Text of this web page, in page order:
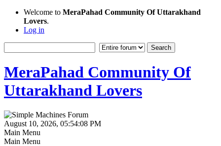
Welcome to MeraPahad Community Of Uttarakhand
Lovers.
Log in
MeraPahad Community Of
Uttarakhand Lovers
August 10, 2026, 05:54:08 PM
Main Menu
Main Menu